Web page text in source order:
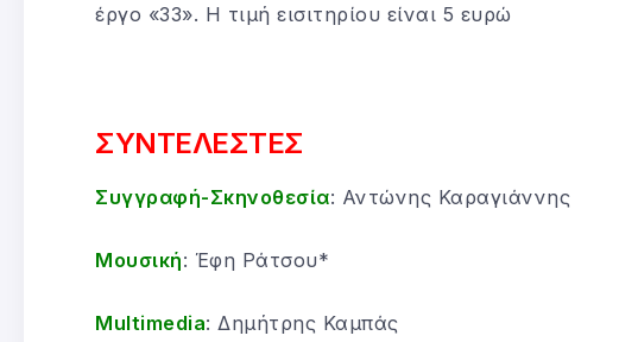
έργο «33». Η τιμή εισιτηρίου είναι 5 ευρώ
ΣΥΝΤΕΛΕΣΤΕΣ
Συγγραφή-Σκηνοθεσία: Αντώνης Καραγιάννης
Μουσική: Έφη Ράτσου*
Multimedia: Δημήτρης Καμπάς